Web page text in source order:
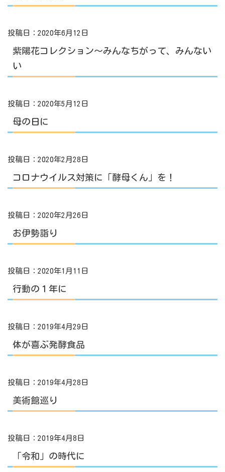
投稿日：2020年6月12日
紫陽花コレクション～みんなちがって、みんない
い
投稿日：2020年5月12日
母の日に
投稿日：2020年2月28日
コロナウイルス対策に「酵母くん」を！
投稿日：2020年2月26日
お伊勢詣り
投稿日：2020年1月11日
行動の１年に
投稿日：2019年4月29日
体が喜ぶ発酵食品
投稿日：2019年4月28日
美術館巡り
投稿日：2019年4月8日
「令和」の時代に